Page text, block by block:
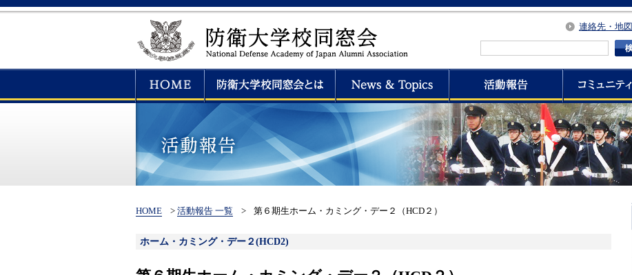
連絡先・地図
HOME > 活動報告 一覧 > 第６期生ホーム・カミング・デー２（HCD２）
ホーム・カミング・デー２(HCD2)